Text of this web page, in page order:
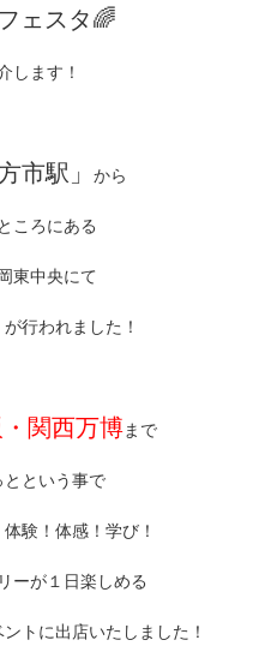
ェスタ🌈
します！
市駅」 から
ころにある
東中央にて
行われました！
関西万博まで
とという事で
験！体感！学び！
ーが１日楽しめる
トに出店いたしました！